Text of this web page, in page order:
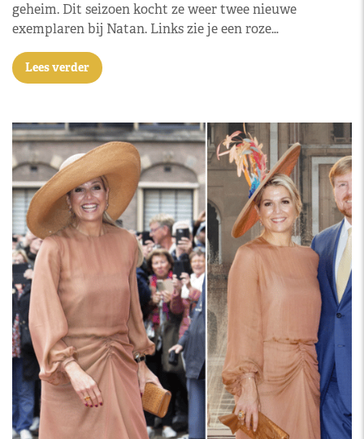
geheim. Dit seizoen kocht ze weer twee nieuwe
exemplaren bij Natan. Links zie je een roze…
Lees verder